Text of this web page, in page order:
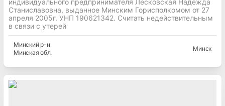
индивидуального предпринимателя Лесковская Надежда
Станиславовна, выданное Минским Горисполкомом от 27
апреля 2005г. УНП 190621342. Считать недействительным
в связи с утерей
Минскийр-н
Минская обл.
Минск